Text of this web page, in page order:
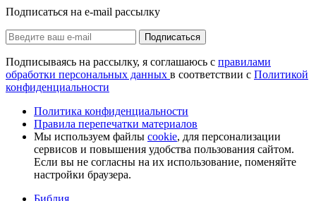
Подписаться на e-mail рассылку
Подписаться
Подписываясь на рассылку, я соглашаюсь с правилами
обработки персональных данных в соответствии с Политикой
конфиденциальности
Политика конфиденциальности
Правила перепечатки материалов
Мы используем файлы cookie, для персонализации
сервисов и повышения удобства пользования сайтом.
Если вы не согласны на их использование, поменяйте
настройки браузера.